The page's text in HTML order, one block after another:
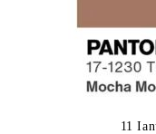
11